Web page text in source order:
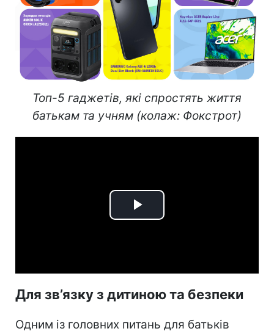
Топ-5 гаджетів, які спростять життя
батькам та учням (колаж: Фокстрот)
Play
Для зв’язку з дитиною та безпеки
Одним із головних питань для батьків